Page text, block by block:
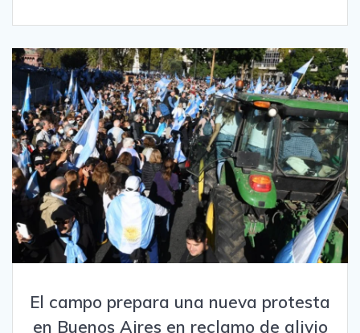
El campo prepara una nueva protesta
en Buenos Aires en reclamo de alivio